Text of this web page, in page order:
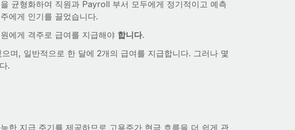
균형화하여 직원과 Payroll 부서 모두에게 정기적이고 예측
에게 인기를 끌었습니다.
에게 격주로 급여를 지급해야 합니다.
며, 일반적으로 한 달에 2개의 급여를 지급합니다. 그러나 몇
.
한 지급 주기를 제공하므로 고용주가 현금 흐름을 더 쉽게 관